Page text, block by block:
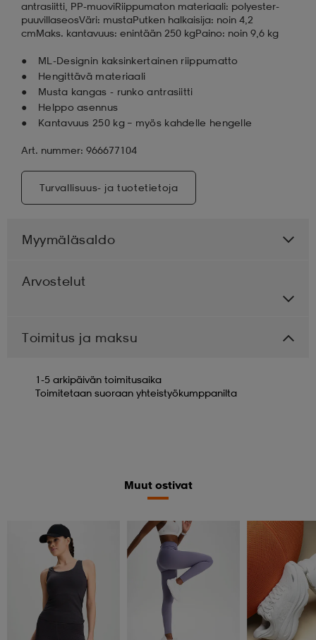
antrasiitti, PP-muoviRiippumaton materiaali: polyester-
puuvillaseosVäri: mustaPutken halkaisija: noin 4,2
cmMaks. kantavuus: enintään 250 kgPaino: noin 9,6 kg
ML-Designin kaksinkertainen riippumatto
Hengittävä materiaali
Musta kangas - runko antrasiitti
Helppo asennus
Kantavuus 250 kg – myös kahdelle hengelle
Art. nummer: 966677104
Turvallisuus- ja tuotetietoja
Myymäläsaldo
Arvostelut
Toimitus ja maksu
1-5 arkipäivän toimitusaika
Toimitetaan suoraan yhteistyökumppanilta
Muut ostivat